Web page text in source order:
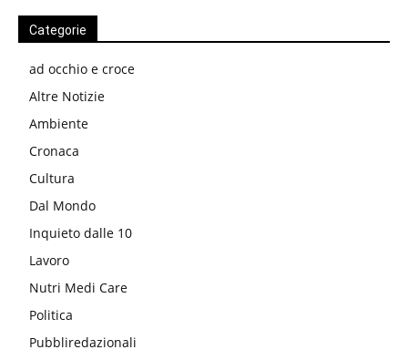
Categorie
ad occhio e croce
Altre Notizie
Ambiente
Cronaca
Cultura
Dal Mondo
Inquieto dalle 10
Lavoro
Nutri Medi Care
Politica
Pubbliredazionali